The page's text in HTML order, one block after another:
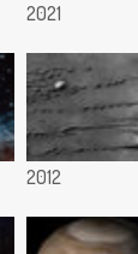
2021
2012